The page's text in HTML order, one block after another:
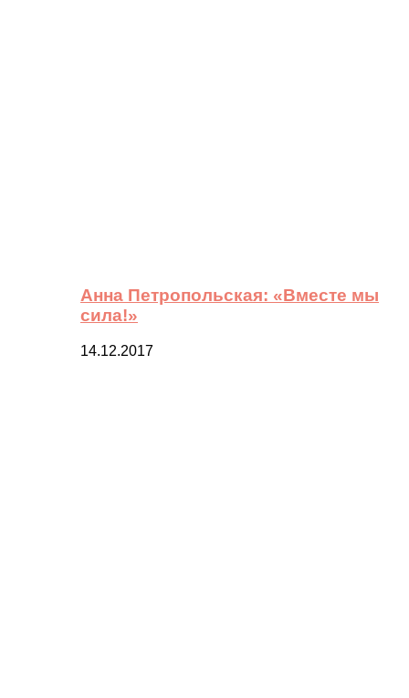
Анна Петропольская: «Вместе мы
сила!»
14.12.2017